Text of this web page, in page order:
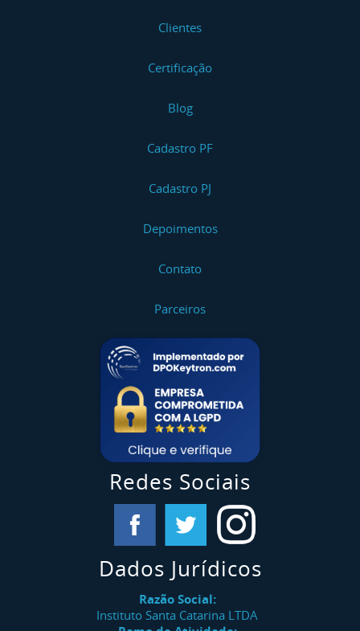
Clientes
Certificação
Blog
Cadastro PF
Cadastro PJ
Depoimentos
Contato
Parceiros
Redes Sociais
Dados Jurídicos
Razão Social:
Instituto Santa Catarina LTDA